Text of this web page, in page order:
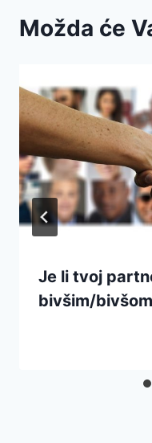
Možda će
Je li tvoj
bivšim/